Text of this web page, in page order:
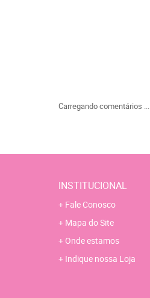
Carregando comentários ...
INSTITUCIONAL
Fale Conosco
Mapa do Site
Onde estamos
Indique nossa Loja